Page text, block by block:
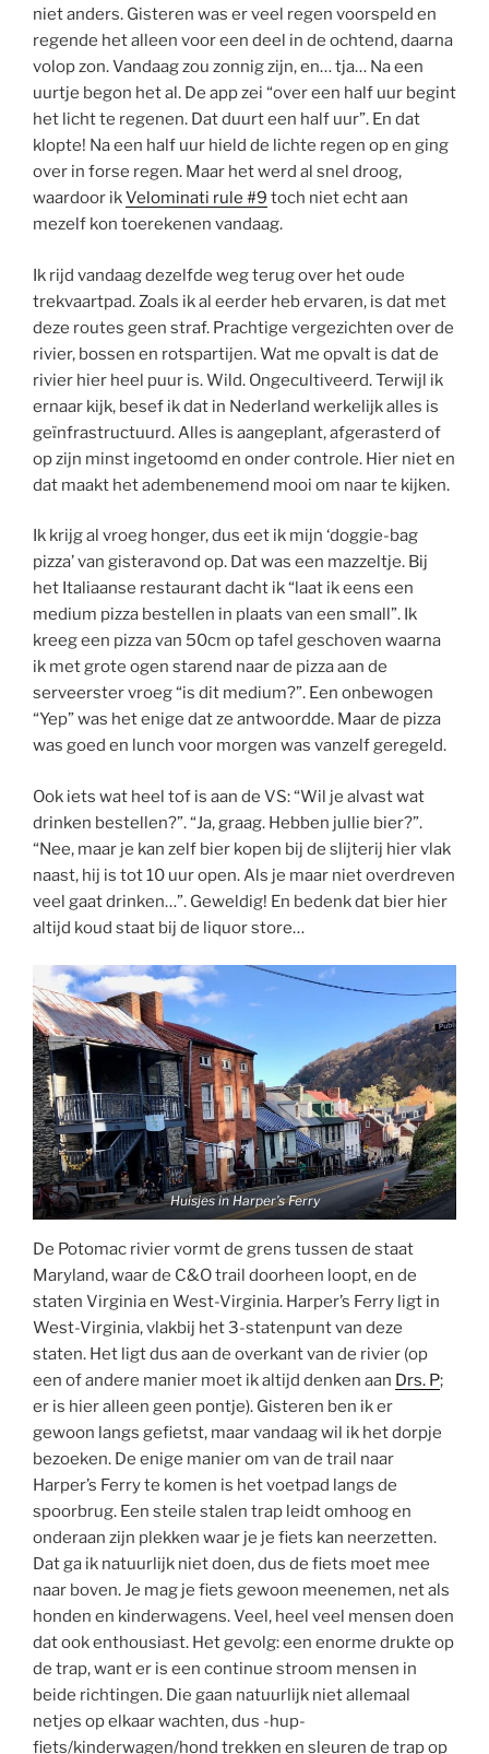
niet anders. Gisteren was er veel regen voorspeld en
regende het alleen voor een deel in de ochtend, daarna
volop zon. Vandaag zou zonnig zijn, en… tja… Na een
uurtje begon het al. De app zei “over een half uur begint
het licht te regenen. Dat duurt een half uur”. En dat
klopte! Na een half uur hield de lichte regen op en ging
over in forse regen. Maar het werd al snel droog,
waardoor ikVelominati rule #9 toch niet echt aan
mezelf kon toerekenen vandaag.
Ik rijd vandaag dezelfde weg terug over het oude
trekvaartpad. Zoals ik al eerder heb ervaren, is dat met
deze routes geen straf. Prachtige vergezichten over de
rivier, bossen en rotspartijen. Wat me opvalt is dat de
rivier hier heel puur is. Wild. Ongecultiveerd. Terwijl ik
ernaar kijk, besef ik dat in Nederland werkelijk alles is
geïnfrastructuurd. Alles is aangeplant, afgerasterd of
op zijn minst ingetoomd en onder controle. Hier niet en
dat maakt het adembenemend mooi om naar te kijken.
Ik krijg al vroeg honger, dus eet ik mijn ‘doggie-bag
pizza’ van gisteravond op. Dat was een mazzeltje. Bij
het Italiaanse restaurant dacht ik “laat ik eens een
medium pizza bestellen in plaats van een small”. Ik
kreeg een pizza van 50cm op tafel geschoven waarna
ik met grote ogen starend naar de pizza aan de
serveerster vroeg “is dit medium?”. Een onbewogen
“Yep” was het enige dat ze antwoordde. Maar de pizza
was goed en lunch voor morgen was vanzelf geregeld.
Ook iets wat heel tof is aan de VS: “Wil je alvast wat
drinken bestellen?”. “Ja, graag. Hebben jullie bier?”.
“Nee, maar je kan zelf bier kopen bij de slijterij hier vlak
naast, hij is tot 10 uur open. Als je maar niet overdreven
veel gaat drinken…”. Geweldig! En bedenk dat bier hier
altijd koud staat bij de liquor store…
Huisjes in Harper’s Ferry
De Potomac rivier vormt de grens tussen de staat
Maryland, waar de C&O trail doorheen loopt, en de
staten Virginia en West-Virginia. Harper’s Ferry ligt in
West-Virginia, vlakbij het 3-statenpunt van deze
staten. Het ligt dus aan de overkant van de rivier (op
een of andere manier moet ik altijd denken aan Drs. P;
er is hier alleen geen pontje). Gisteren ben ik er
gewoon langs gefietst, maar vandaag wil ik het dorpje
bezoeken. De enige manier om van de trail naar
Harper’s Ferry te komen is het voetpad langs de
spoorbrug. Een steile stalen trap leidt omhoog en
onderaan zijn plekken waar je je fiets kan neerzetten.
Dat ga ik natuurlijk niet doen, dus de fiets moet mee
naar boven. Je mag je fiets gewoon meenemen, net als
honden en kinderwagens. Veel, heel veel mensen doen
dat ook enthousiast. Het gevolg: een enorme drukte op
de trap, want er is een continue stroom mensen in
beide richtingen. Die gaan natuurlijk niet allemaal
netjes op elkaar wachten, dus -hup-
fiets/kinderwagen/hond trekken en sleuren de trap op